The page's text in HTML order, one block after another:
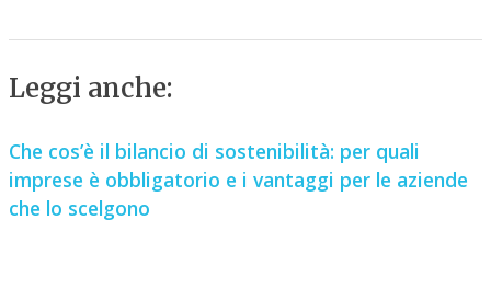
Leggi anche:
Che cos’è il bilancio di sostenibilità: per quali
imprese è obbligatorio e i vantaggi per le aziende
che lo scelgono